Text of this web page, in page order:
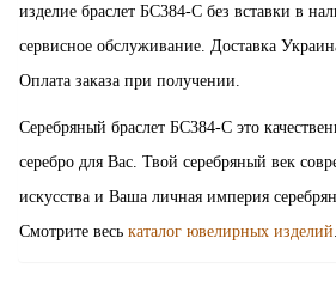
изделие браслет БС384-С без вставки в
сервисное обслуживание. Доставка
Оплата заказа при получении.
Серебряный браслет БС384-С это
серебро для Вас. Твой серебряный век
искусства и Ваша личная империя
Смотрите весь каталог ювелирных изделий